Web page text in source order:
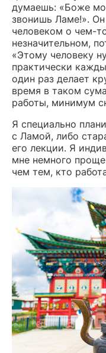
думаешь: «Боже
звонишь Ламе!». Он
человеком о чем-
незначительном,
«Этому человеку
практически
один раз делает
время в таком
работы, минимум
Я специально
с Ламой, либо
его лекции. Я
мне немного проще
чем тем, кто